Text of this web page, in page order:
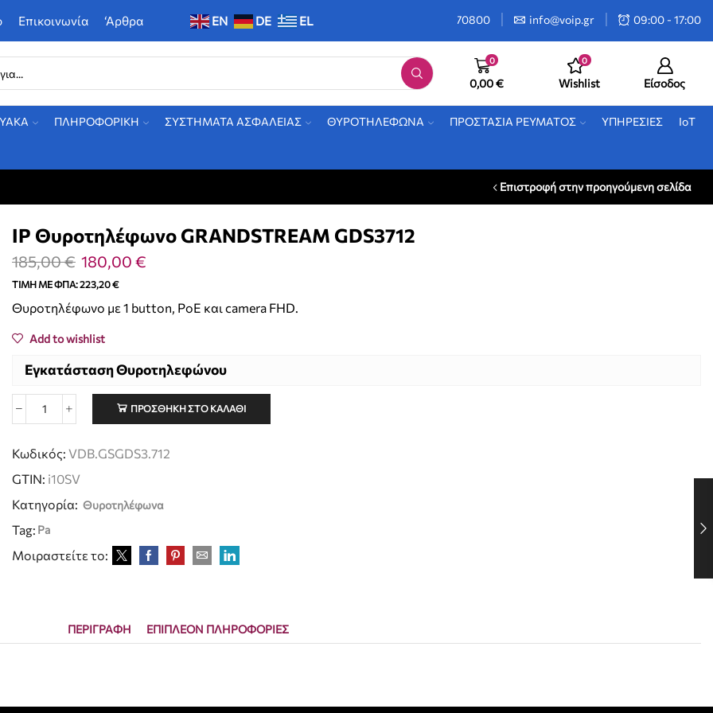
Επικοινωνία ‘Αρθρα EN DE EL 2106470800 info@voip.gr 09:00 - 17:00
0
0,00€
0
Wishlist Είσοδος
ΠΛΗΡΟΦΟΡΙΚΗ ΣΥΣΤΗΜΑΤΑ ΑΣΦΑΛΕΙΑΣ ΘΥΡΟΤΗΛΕΦΩΝΑ ΠΡΟΣΤΑΣΙΑ ΡΕΥΜΑΤΟΣ ΥΠΗΡΕΣΙΕΣ IoT
Επιστροφή στην προηγούμενη σελίδα
IP Θυροτηλέφωνο GRANDSTREAM GDS3712
185,00€ 180,00 €
ΤΙΜΉ ΜΕ ΦΠΑ:223,20€
Θυροτηλέφωνο με 1 button, PoE και camera FHD.
Add to wishlist
Εγκατάσταση Θυροτηλεφώνου
ΠΡΟΣΘΉΚΗ ΣΤΟ ΚΑΛΆΘΙ
Κωδικός: VDB.GSGDS3.712
GTIN: i10SV
Κατηγορία: Θυροτηλέφωνα
Tag: Pa
Μοιραστείτε το:
ΠΕΡΙΓΡΑΦΉ ΕΠΙΠΛΈΟΝ ΠΛΗΡΟΦΟΡΊΕΣ